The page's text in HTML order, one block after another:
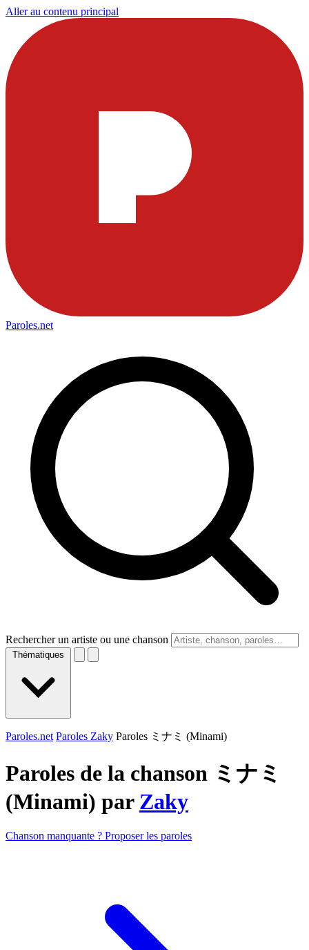
Aller au contenu principal
Paroles.net
Rechercher un artiste ou une chanson
Thématiques
Paroles.net Paroles Zaky Paroles ミナミ (Minami)
Paroles de la chanson ミナミ
(Minami) par Zaky
Chanson manquante ? Proposer les paroles